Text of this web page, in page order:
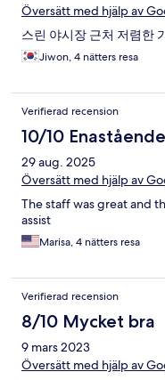
Översätt med hjälp av
스린 야시장 근처 저렴한
Jiwon, 4 nätters resa
Verifierad recension
10/10 Enastående
29 aug. 2025
Översätt med hjälp av
The staff was great and
assist
Marisa, 4 nätters resa
Verifierad recension
8/10 Mycket bra
9 mars 2023
Översätt med hjälp av